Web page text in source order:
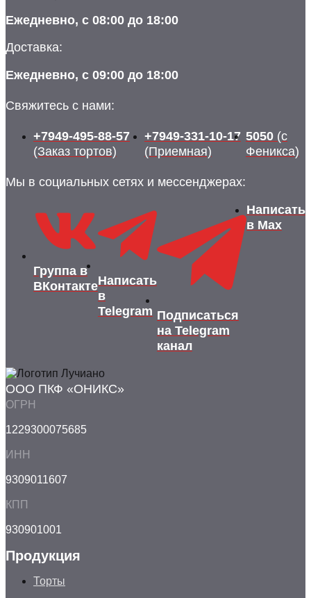
Ежедневно, с 08:00 до 18:00
Доставка:
Ежедневно, с 09:00 до 18:00
Свяжитесь с нами:
+7949-495-88-57
(Заказ тортов)
+7949-331-10-17
(Приемная)
5050 (с
Феникса)
Мы в социальных сетях и мессенджерах:
Группа в
ВКонтактеНаписать
в
Telegram Подписаться
на Telegram
канал
Написать
в Max
ООО ПКФ «ОНИКС»
ОГРН
1229300075685
ИНН
9309011607
КПП
930901001
Продукция
Торты